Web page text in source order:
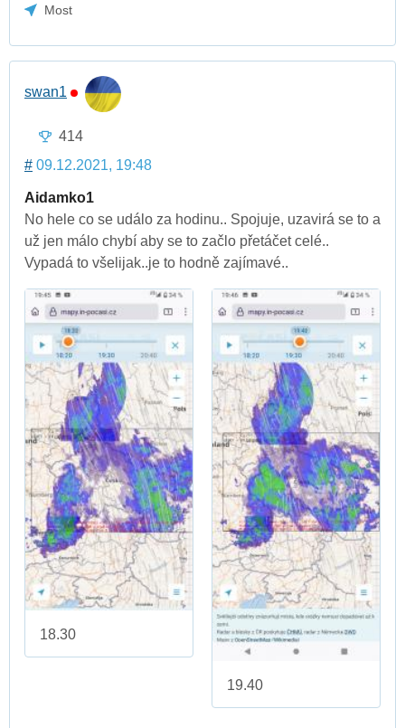
Most
swan1
414
# 09.12.2021, 19:48
Aidamko1
No hele co se událo za hodinu.. Spojuje, uzavirá se to a
už jen málo chybí aby se to začlo přetáčet celé..
Vypadá to všelijak..je to hodně zajímavé..
18.30
19.40